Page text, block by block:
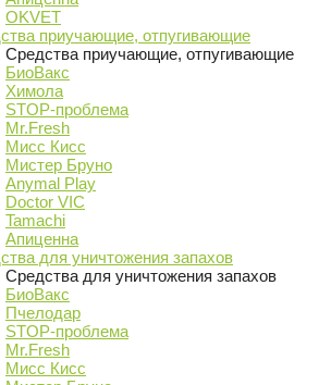
OKVET
приучающие, отпугивающие
Средства приучающие, отпугивающие
БиоВакс
Химола
STOP-проблема
Mr.Fresh
Мисс Кисс
Мистер Бруно
Anymal Play
Doctor VIC
Tamachi
Апиценна
для уничтожения запахов
Средства для уничтожения запахов
БиоВакс
Пчелодар
STOP-проблема
Mr.Fresh
Мисс Кисс